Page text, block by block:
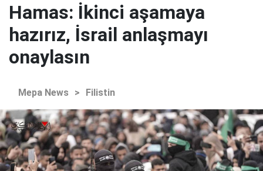
Hamas: İkinci aşamaya
hazırız, İsrail anlaşmayı
onaylasın
Mepa News > Filistin